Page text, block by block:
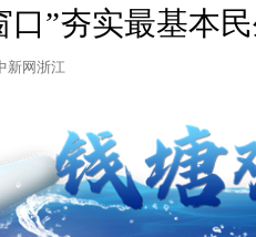
口”夯实最基本
新网浙江